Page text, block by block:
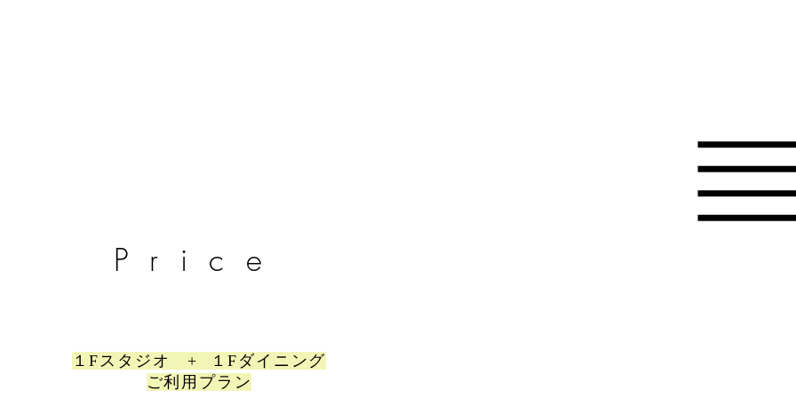
​Price
１Fスタジオ + １Fダイニング
ご利用プラン